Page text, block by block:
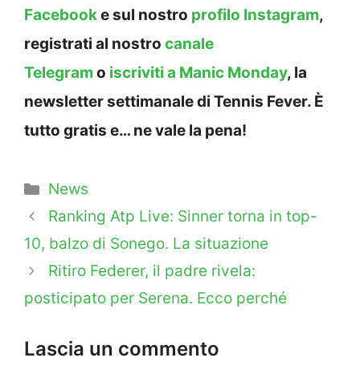
Facebooke sul nostro profilo Instagram,
registrati al nostro canale
Telegramo iscriviti a Manic Monday, la
newsletter settimanale di Tennis Fever. È
tutto gratis e… ne vale la pena!
Categorie
News
Ranking Atp Live: Sinner torna in top-
10, balzo di Sonego. La situazione
Ritiro Federer, il padre rivela:
posticipato per Serena. Ecco perché
Lascia un commento